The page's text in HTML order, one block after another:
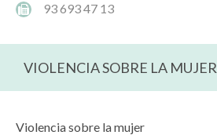
93 693 47 13
VIOLENCIA SOBRE LA MUJER
Violencia sobre la mujer